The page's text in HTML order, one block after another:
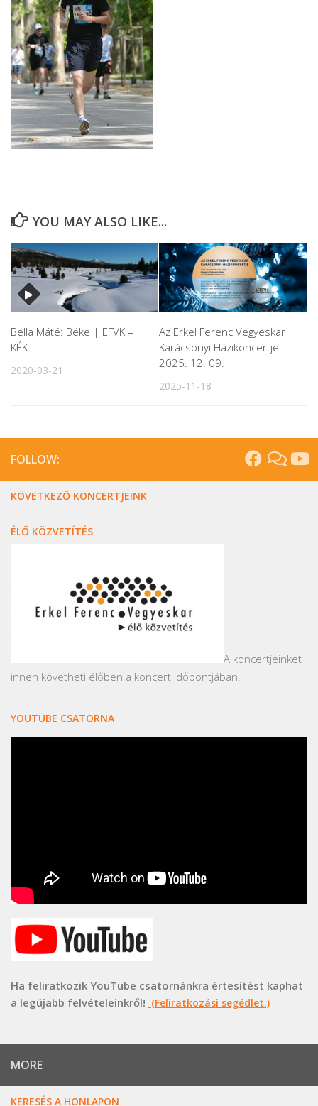
YOU MAY ALSO LIKE...
Bella Máté: Béke | EFVK –
KÉK
2020-03-21
Az Erkel Ferenc Vegyeskar
Karácsonyi Házikoncertje –
2025. 12. 09.
2025-11-18
FOLLOW:
KÖVETKEZŐ KONCERTJEINK
ÉLŐ KÖZVETÍTÉS
A koncertjeinket
innen követheti élőben a koncert időpontjában.
YOUTUBE CSATORNA
Ha feliratkozik YouTube csatornánkra értesítést kaphat
a legújabb felvételeinkről! (Feliratkozási segédlet.)
MORE
KERESÉS A HONLAPON